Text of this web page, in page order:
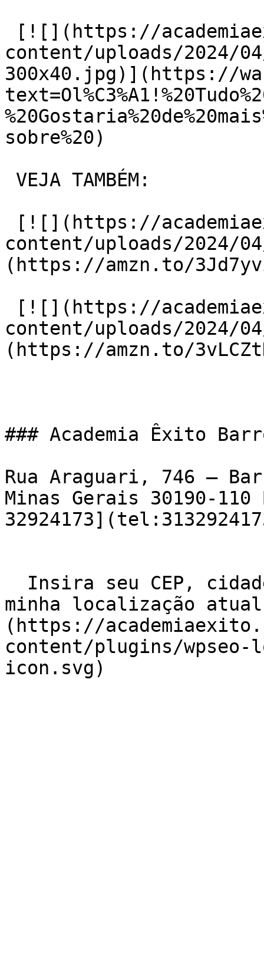
content/uploads/2024/
300x40.jpg)](https://
sobre%20)
content/uploads/2024/
(https://amzn.to/
content/uploads/2024/
(https://amzn.to/
### Academia Êxito
Rua Araguari, 746 –
Minas Gerais 30190-
minha localização
(https://
content/plugins/
icon.svg)